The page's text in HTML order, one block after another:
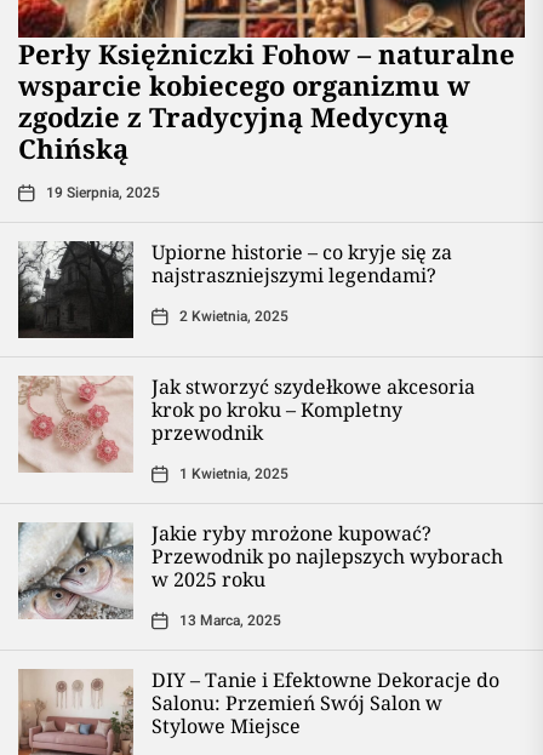
Perły Księżniczki Fohow – naturalne
wsparcie kobiecego organizmu w
zgodzie z Tradycyjną Medycyną
Chińską
19 Sierpnia, 2025
Upiorne historie – co kryje się za
najstraszniejszymi legendami?
2 Kwietnia, 2025
Jak stworzyć szydełkowe akcesoria
krok po kroku – Kompletny
przewodnik
1 Kwietnia, 2025
Jakie ryby mrożone kupować?
Przewodnik po najlepszych wyborach
w 2025 roku
13 Marca, 2025
DIY – Tanie i Efektowne Dekoracje do
Salonu: Przemień Swój Salon w
Stylowe Miejsce